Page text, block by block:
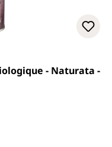
- Naturata -